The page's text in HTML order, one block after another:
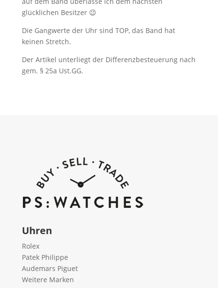
glücklichen Besitzer 😉
Die Gangwerte der Uhr sind TOP, das Band hat
keinen Stretch.
Der Artikel unterliegt der Differenzbesteuerung nach
gem. § 25a Ust.GG.
Uhren
Rolex
Patek Philippe
Audemars Piguet
Weitere Marken